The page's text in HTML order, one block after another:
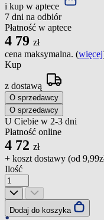
i kup w aptece
7 dni na odbiór
Płatność w aptece
4 79 zł
cena maksymalna. (więcej
Kup
z dostawą
O sprzedawcy
O sprzedawcy
U Ciebie w 2-3 dni
Płatność online
4 72 zł
+ koszt dostawy (od
Ilość
Dodaj do koszyka